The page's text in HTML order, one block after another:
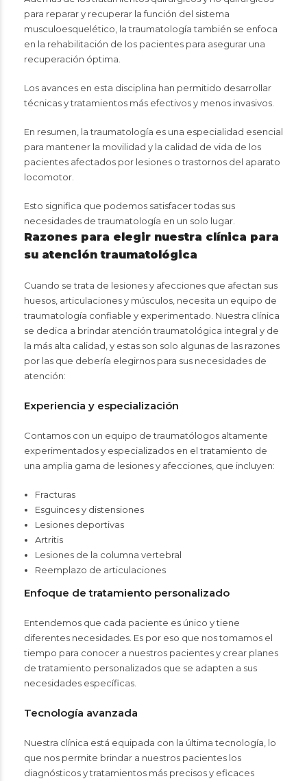
para reparar y recuperar la función del sistema
musculoesquelético, la traumatología también se enfoca
en la rehabilitación de los pacientes para asegurar una
recuperación óptima.
Los avances en esta disciplina han permitido desarrollar
técnicas y tratamientos más efectivos y menos invasivos.
En resumen, la traumatología es una especialidad esencial
para mantener la movilidad y la calidad de vida de los
pacientes afectados por lesiones o trastornos del aparato
locomotor.
Esto significa que podemos satisfacer todas sus
necesidades de traumatología en un solo lugar.
Razones para elegir nuestra clínica para
su atención traumatológica
Cuando se trata de lesiones y afecciones que afectan sus
huesos, articulaciones y músculos, necesita un equipo de
traumatología confiable y experimentado. Nuestra clínica
se dedica a brindar atención traumatológica integral y de
la más alta calidad, y estas son solo algunas de las razones
por las que debería elegirnos para sus necesidades de
atención:
Experiencia y especialización
Contamos con un equipo de traumatólogos altamente
experimentados y especializados en el tratamiento de
una amplia gama de lesiones y afecciones, que incluyen:
Fracturas
Esguinces y distensiones
Lesiones deportivas
Artritis
Lesiones de la columna vertebral
Reemplazo de articulaciones
Enfoque de tratamiento personalizado
Entendemos que cada paciente es único y tiene
diferentes necesidades. Es por eso que nos tomamos el
tiempo para conocer a nuestros pacientes y crear planes
de tratamiento personalizados que se adapten a sus
necesidades específicas.
Tecnología avanzada
Nuestra clínica está equipada con la última tecnología, lo
que nos permite brindar a nuestros pacientes los
diagnósticos y tratamientos más precisos y eficaces